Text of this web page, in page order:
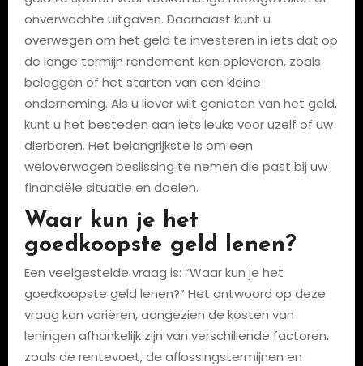
onverwachte uitgaven. Daarnaast kunt u
overwegen om het geld te investeren in iets dat op
de lange termijn rendement kan opleveren, zoals
beleggen of het starten van een kleine
onderneming. Als u liever wilt genieten van het geld,
kunt u het besteden aan iets leuks voor uzelf of uw
dierbaren. Het belangrijkste is om een
weloverwogen beslissing te nemen die past bij uw
financiële situatie en doelen.
Waar kun je het
goedkoopste geld lenen?
Een veelgestelde vraag is: “Waar kun je het
goedkoopste geld lenen?” Het antwoord op deze
vraag kan variëren, aangezien de kosten van
leningen afhankelijk zijn van verschillende factoren,
zoals de rentevoet, de aflossingstermijnen en